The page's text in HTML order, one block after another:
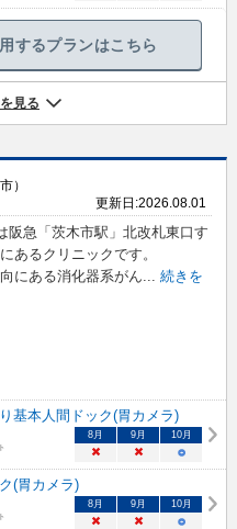
するプランはこちら
見る
）
更新日:2026.08.01
阪急「茨木市駅」北改札東口す
あるクリニックです。
にある消化器系がん... 続きを
基本人間ドック(胃カメラ)
8月 9月 10月
× × ○
(胃カメラ)
8月 9月 10月
× × ○